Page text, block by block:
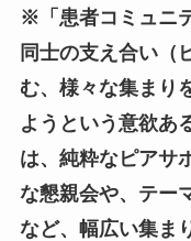
※「患者コミュニ
同士の支え合い（
む、様々な集まり
ようという意欲あ
は、純粋なピアサ
な懇親会や、テー
など、幅広い集ま